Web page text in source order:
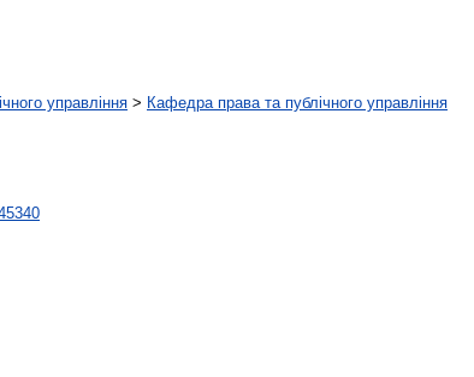
управління > Кафедра права та публічного управління